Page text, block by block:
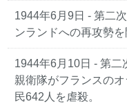
1944年6月9日 - 第二
ンランドへの再攻勢を
1944年6月10日 - 第二
親衛隊がフランスの
民642人を虐殺。